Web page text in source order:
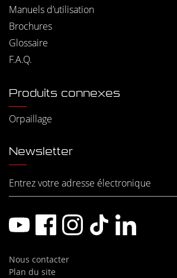
Manuels d’utilisation
Brochures
Glossaire
F.A.Q.
Produits connexes
Orpaillage
Newsletter
Nous contacter
Plan du site